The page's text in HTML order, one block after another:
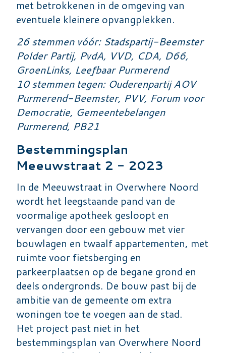
met betrokkenen in de omgeving van
eventuele kleinere opvangplekken.
26 stemmen vóór: Stadspartij-Beemster
Polder Partij, PvdA, VVD, CDA, D66,
GroenLinks, Leefbaar Purmerend
10 stemmen tegen: Ouderenpartij AOV
Purmerend-Beemster, PVV, Forum voor
Democratie, Gemeentebelangen
Purmerend, PB21
Bestemmingsplan
Meeuwstraat 2 - 2023
In de Meeuwstraat in Overwhere Noord
wordt het leegstaande pand van de
voormalige apotheek gesloopt en
vervangen door een gebouw met vier
bouwlagen en twaalf appartementen, met
ruimte voor fietsberging en
parkeerplaatsen op de begane grond en
deels ondergronds. De bouw past bij de
ambitie van de gemeente om extra
woningen toe te voegen aan de stad.
Het project past niet in het
bestemmingsplan van Overwhere Noord